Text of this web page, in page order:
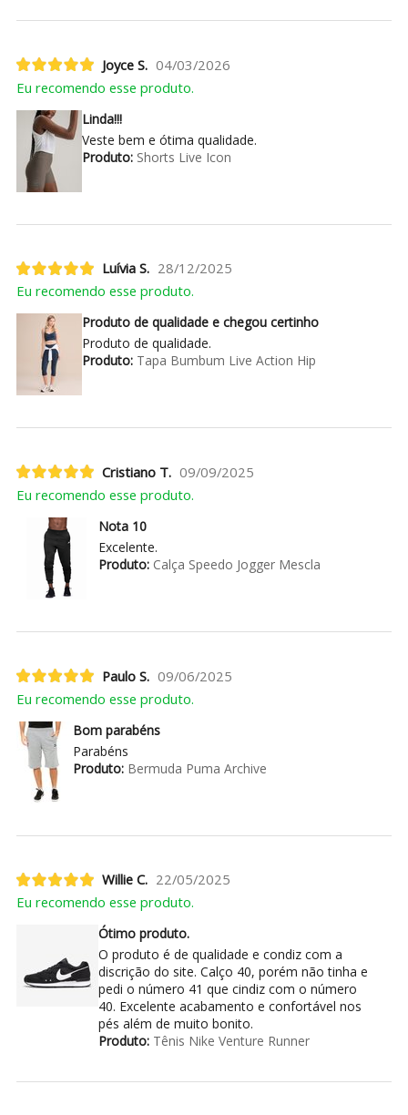
Joyce S. 04/03/2026
Eu recomendo esse produto.
Linda!!!
Veste bem e ótima qualidade.
Produto:Shorts Live Icon
Luívia S. 28/12/2025
Eu recomendo esse produto.
Produto de qualidade e chegou certinho
Produto de qualidade.
Produto:Tapa Bumbum Live Action Hip
Cristiano T. 09/09/2025
Eu recomendo esse produto.
Nota 10
Excelente.
Produto:Calça Speedo Jogger Mescla
Paulo S. 09/06/2025
Eu recomendo esse produto.
Bom parabéns
Parabéns
Produto:Bermuda Puma Archive
Willie C. 22/05/2025
Eu recomendo esse produto.
Ótimo produto.
O produto é de qualidade e condiz com a
discrição do site. Calço 40, porém não tinha e
pedi o número 41 que cindiz com o número
40. Excelente acabamento e confortável nos
pés além de muito bonito.
Produto:Tênis Nike Venture Runner